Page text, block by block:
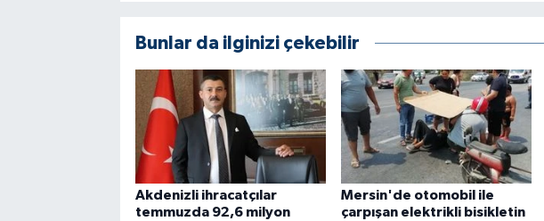
Bunlar da ilginizi çekebilir
Akdenizli ihracatçılar
temmuzda 92,6 milyon
Mersin'de otomobil ile
çarpışan elektrikli bisikletin